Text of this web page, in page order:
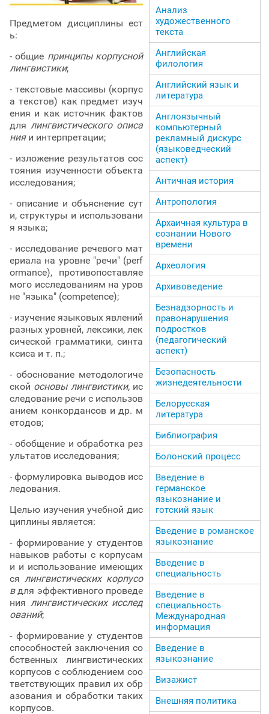
Предметом дисциплины ест
ь:
- общие принципы корпусной
лингвистики;
- текстовые массивы (корпус
а текстов) как предмет изуч
ения и как источник фактов
для лингвистического описа
нияи интерпретации;
- изложение результатов сос
тояния изученности объекта
исследования;
- описание и объяснение сут
и, структуры и использовани
я языка;
- исследование речевого мат
ериала на уровне "речи" (perf
ormance), противопоставляе
мого исследованиям на уров
не "языка" (competence);
- изучение языковых явлений
разных уровней, лексики, лек
сической грамматики, синта
ксиса и т. п.;
- обоснование методологиче
ской основы лингвистики,ис
следование речи с использов
анием конкордансов и др. м
етодов;
- обобщение и обработка рез
ультатов исследования;
- формулировка выводов исс
ледования.
Целью изучения учебной дис
циплины является:
- формирование у студентов
навыков работы с корпусам
и и использование имеющих
ся лингвистических корпусо
вдля эффективного проведе
ния лингвистических исслед
ований;
- формирование у студентов
способностей заключения со
бственных лингвистических
корпусов с соблюдением соо
тветствующих правил их обр
азования и обработки таких
корпусов.
Анализ
художественного
текста
Английская
филология
Английский язык и
литература
Англоязычный
компьютерный
рекламный дискурс
(языковедческий
аспект)
Античная история
Антропология
Архаичная культура в
сознании Нового
времени
Археология
Архивоведение
Безнадзорность и
правонарушения
подростков
(педагогический
аспект)
Безопасность
жизнедеятельности
Белорусская
литература
Библиография
Болонский процесс
Введение в
германское
языкознание и
готский язык
Введение в романское
языкознание
Введение в
специальность
Введение в
специальность
Международная
информация
Введение в
языкознание
Визажист
Внешняя политика